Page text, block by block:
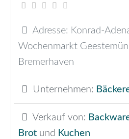
Adresse: Konrad-
Wochenmarkt
Bremerhaven
Unternehmen:
Verkauf von:
Brot und Kuchen